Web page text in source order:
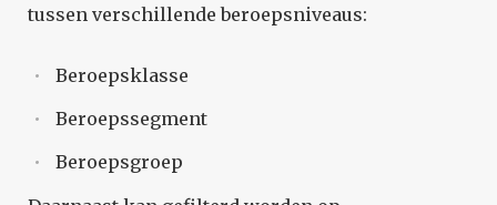
tussen verschillende beroepsniveaus:
Beroepsklasse
Beroepssegment
Beroepsgroep